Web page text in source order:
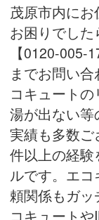
茂原市内に
お困りでし
【0120-005-
までお問い
コキュート
湯が出ない等
実績も多数ご
件以上の経
ルです。エ
頼関係もガ
コキュート